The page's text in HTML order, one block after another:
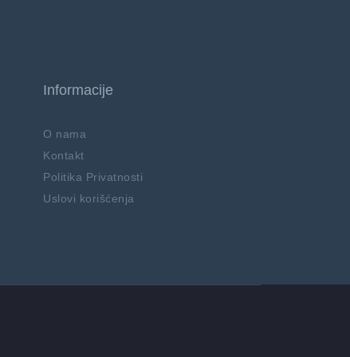
Informacije
O nama
Kontakt
Politika Privatnosti
Uslovi korišćenja